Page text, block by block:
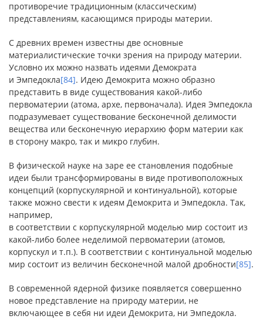
противоречие традиционным (классическим)
представлениям, касающимся природы материи.
С древних времен известны две основные
материалистические точки зрения на природу материи.
Условно их можно назвать идеями Демократа
и Эмпедокла[84]. Идею Демокрита можно образно
представить в виде существования какой-либо
первоматерии (атома, архе, первоначала). Идея Эмпедокла
подразумевает существование бесконечной делимости
вещества или бесконечную иерархию форм материи как
в сторону макро, так и микро глубин.
В физической науке на заре ее становления подобные
идеи были трансформированы в виде противоположных
концепций (корпускулярной и континуальной), которые
также можно свести к идеям Демокрита и Эмпедокла. Так,
например,
в соответствии с корпускулярной моделью мир состоит из
какой-либо более неделимой первоматерии (атомов,
корпускул и т.п.). В соответствии с континуальной моделью
мир состоит из величин бесконечной малой дробности[85].
В современной ядерной физике появляется совершенно
новое представление на природу материи, не
включающее в себя ни идеи Демокрита, ни Эмпедокла.